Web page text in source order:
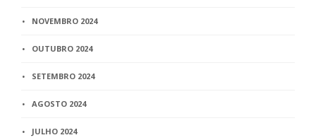
NOVEMBRO 2024
OUTUBRO 2024
SETEMBRO 2024
AGOSTO 2024
JULHO 2024